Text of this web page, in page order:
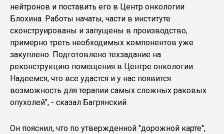
нейтронов и поставить его в Центр онкологии
Блохина. Работы начаты, части в институте
сконструированы и запущены в производство,
примерно треть необходимых компонентов уже
закуплено. Подготовлено техзадание на
реконструкцию помещения в Центре онкологии.
Надеемся, что все удастся и у нас появится
возможность для терапии самых сложных раковых
опухолей", - сказал Багрянский.
Он пояснил, что по утвержденной "дорожной карте",